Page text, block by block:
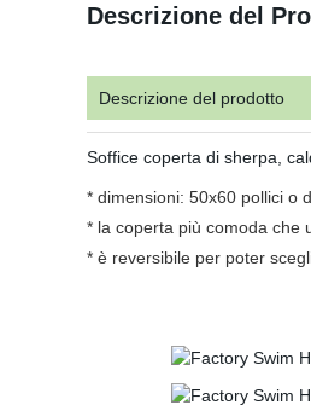
Descrizione del
Descrizione del prodotto
Soffice coperta di sherpa,
* dimensioni: 50x60 pollici o
* la coperta più comoda che
* è reversibile per poter